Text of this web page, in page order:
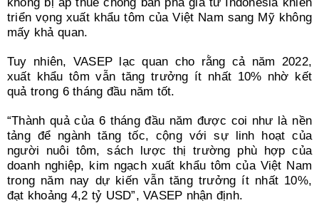
triển vọng xuất khẩu tôm của Việt Nam sang Mỹ không
mấy khả quan.
Tuy nhiên, VASEP lạc quan cho rằng cả năm 2022,
xuất khẩu tôm vẫn tăng trưởng ít nhất 10% nhờ kết
quả trong 6 tháng đầu năm tốt.
“Thành quả của 6 tháng đầu năm được coi như là nền
tảng để ngành tăng tốc, cộng với sự linh hoạt của
người nuôi tôm, sách lược thị trường phù hợp của
doanh nghiệp, kim ngạch xuất khẩu tôm của Việt Nam
trong năm nay dự kiến vẫn tăng trưởng ít nhất 10%,
đạt khoảng 4,2 tỷ USD”, VASEP nhận định.